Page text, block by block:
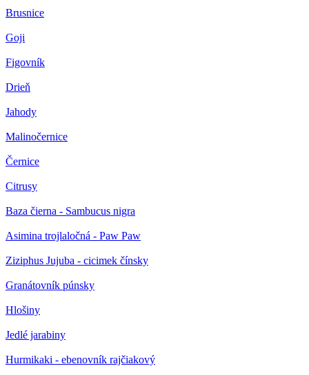
Brusnice
Goji
Figovník
Drieň
Jahody
Malinočernice
Černice
Citrusy
Baza čierna - Sambucus nigra
Asimina trojlaločná - Paw Paw
Ziziphus Jujuba - cicimek čínsky
Granátovník púnsky
Hlošiny
Jedlé jarabiny
Hurmikaki - ebenovník rajčiakový